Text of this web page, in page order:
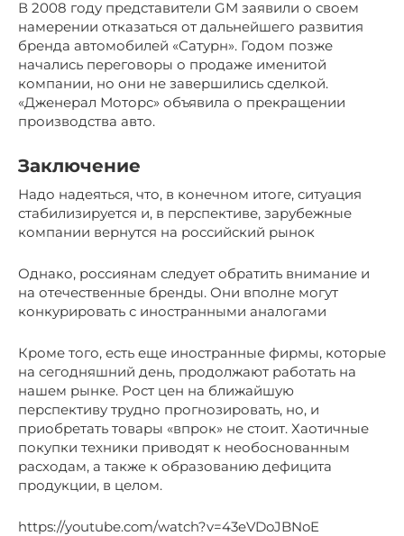
В 2008 году представители GM заявили о своем
намерении отказаться от дальнейшего развития
бренда автомобилей «Сатурн». Годом позже
начались переговоры о продаже именитой
компании, но они не завершились сделкой.
«Дженерал Моторс» объявила о прекращении
производства авто.
Заключение
Надо надеяться, что, в конечном итоге, ситуация
стабилизируется и, в перспективе, зарубежные
компании вернутся на российский рынок
Однако, россиянам следует обратить внимание и
на отечественные бренды. Они вполне могут
конкурировать с иностранными аналогами
Кроме того, есть еще иностранные фирмы, которые
на сегодняшний день, продолжают работать на
нашем рынке. Рост цен на ближайшую
перспективу трудно прогнозировать, но, и
приобретать товары «впрок» не стоит. Хаотичные
покупки техники приводят к необоснованным
расходам, а также к образованию дефицита
продукции, в целом.
https://youtube.com/watch?v=43eVDoJBNoE